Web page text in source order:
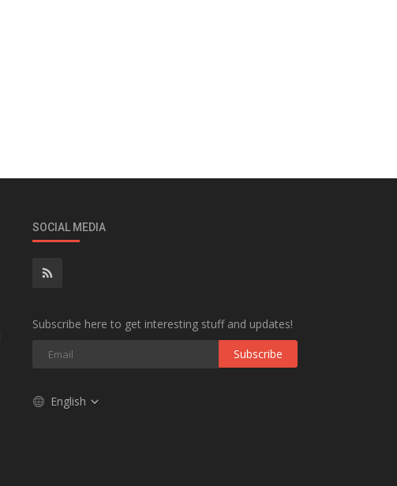
SOCIAL MEDIA
Subscribe here to get interesting stuff and updates!
Subscribe
English